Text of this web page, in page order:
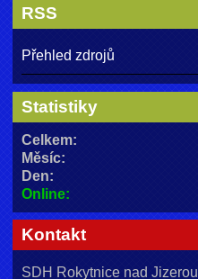
RSS
Přehled zdrojů
Statistiky
Online:
Celkem:
Měsíc:
Den:
Kontakt
SDH Rokytnice nad Jizerou